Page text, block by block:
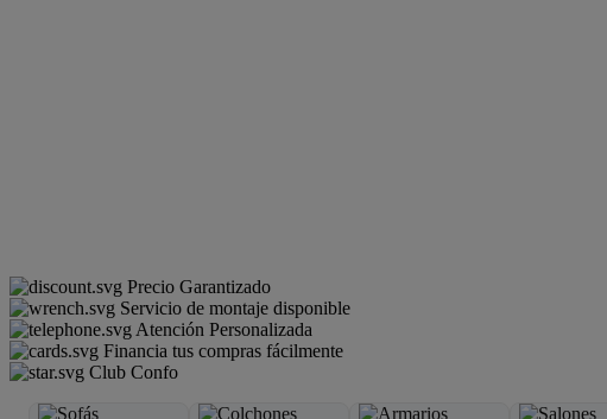
Precio Garantizado
Servicio de montaje disponible
Atención Personalizada
Financia tus compras fácilmente
Club Confo